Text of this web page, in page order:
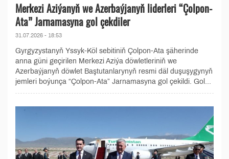
Merkezi Aziýanyň we Azerbaýjanyň liderleri “Çolpon-
Ata” Jarnamasyna gol çekdiler
31.07.2026 - 18:53
Gyrgyzystanyň Yssyk-Köl sebitiniň Çolpon-Ata şäherinde
anna güni geçirilen Merkezi Aziýa döwletleriniň we
Azerbaýjanyň döwlet Baştutanlarynyň resmi däl duşuşygynyň
jemleri boýunça “Çolpon-Ata” Jarnamasyna gol çekildi. Gol...